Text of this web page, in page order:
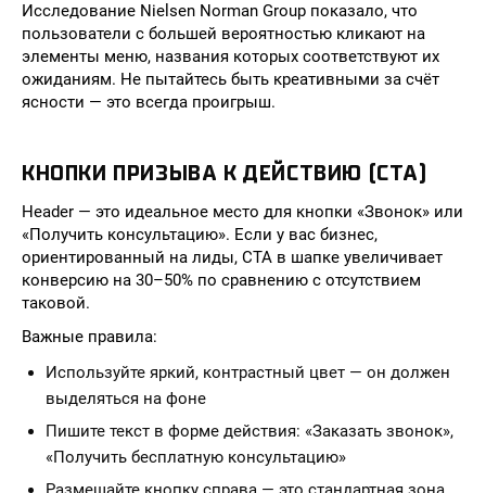
Исследование Nielsen Norman Group показало, что
пользователи с большей вероятностью кликают на
элементы меню, названия которых соответствуют их
ожиданиям. Не пытайтесь быть креативными за счёт
ясности — это всегда проигрыш.
КНОПКИ ПРИЗЫВА К ДЕЙСТВИЮ (CTA)
Header — это идеальное место для кнопки «Звонок» или
«Получить консультацию». Если у вас бизнес,
ориентированный на лиды, CTA в шапке увеличивает
конверсию на 30–50% по сравнению с отсутствием
таковой.
Важные правила:
Используйте яркий, контрастный цвет — он должен
выделяться на фоне
Пишите текст в форме действия: «Заказать звонок»,
«Получить бесплатную консультацию»